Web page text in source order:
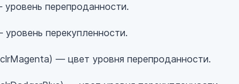
перепроданности.
перекупленности.
— цвет уровня перепроданности.